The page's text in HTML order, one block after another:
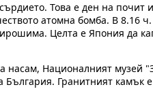
Това е ден на
атомна бомба. В 8.16
Целта е Япония да
насам, Националният музей
България. Гранитният